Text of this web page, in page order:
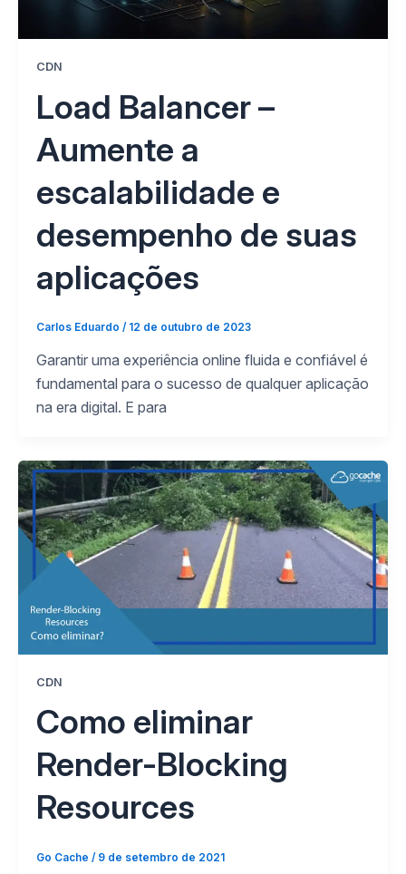
CDN
Load Balancer –
Aumente a
escalabilidade e
desempenho de suas
aplicações
Carlos Eduardo / 12 de outubro de 2023
Garantir uma experiência online fluida e confiável é
fundamental para o sucesso de qualquer aplicação
na era digital. E para
CDN
Como eliminar
Render-Blocking
Resources
Go Cache / 9 de setembro de 2021